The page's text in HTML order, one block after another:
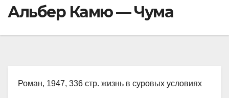
Альбер Камю — Чума
Роман, 1947, 336 стр. жизнь в суровых условиях